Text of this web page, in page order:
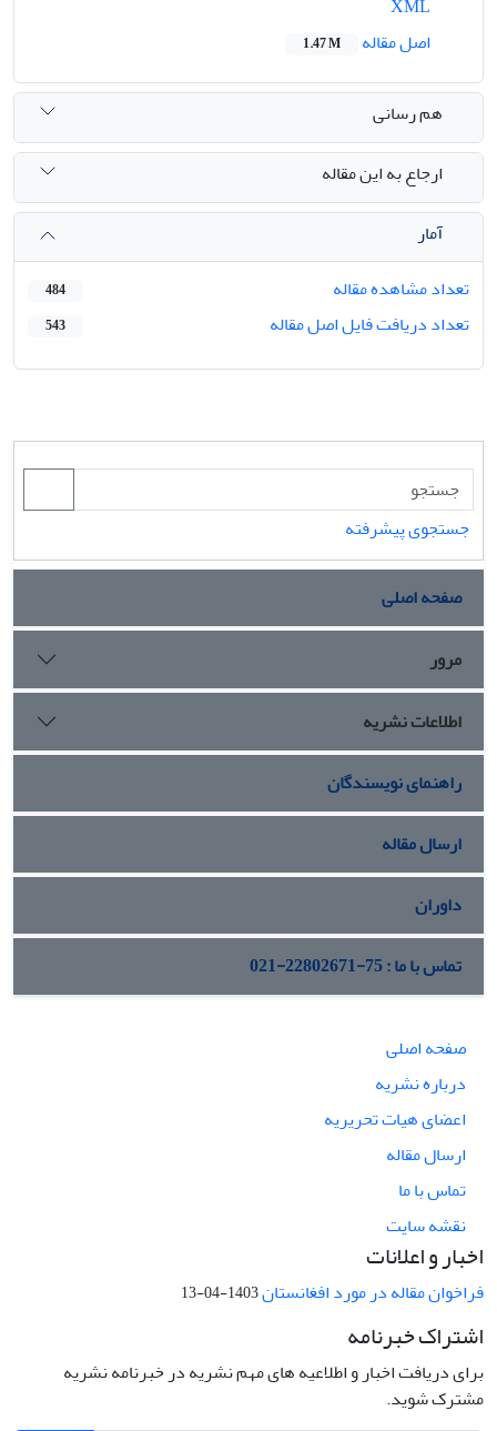
اصل مقاله
1.47 M
هم رسانی
ارجاع به این مقاله
آمار
تعداد مشاهده مقاله
484
تعداد دریافت فایل اصل مقاله 543
جستجوی پیشرفته
صفحه اصلی
مرور
اطلاعات نشریه
راهنمای نویسندگان
ارسال مقاله
داوران
تماس با ما : 75-22802671-021
صفحه اصلی
درباره نشریه
اعضای هیات تحریریه
ارسال مقاله
تماس با ما
نقشه سایت
اخبار و اعلانات
فراخوان مقاله در مورد افغانستان1403-04-13
اشتراک خبرنامه
برای دریافت اخبار و اطلاعیه های مهم نشریه در خبرنامه نشریه
مشترک شوید.